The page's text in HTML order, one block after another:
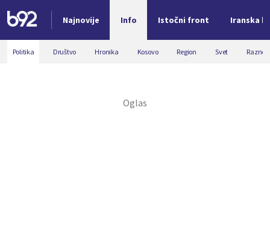
Najnovije Info Istočni front Iranska
Nova vest
Politika Društvo Hronika Kosovo Region Svet Razno